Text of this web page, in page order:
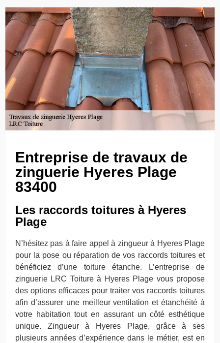
Entreprise de travaux de
zinguerie Hyeres Plage
83400
Les raccords toitures à Hyeres
Plage
N’hésitez pas à faire appel à zingueur à Hyeres Plage
pour la pose ou réparation de vos raccords toitures et
bénéficiez d’une toiture étanche. L’entreprise de
zinguerie LRC Toiture à Hyeres Plage vous propose
des options efficaces pour traiter vos raccords toitures
afin d’assurer une meilleur ventilation et étanchéité à
votre habitation tout en assurant un côté esthétique
unique. Zingueur à Hyeres Plage, grâce à ses
plusieurs années d’expérience dans le métier, est en